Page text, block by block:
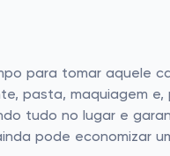
para tomar aquele
pasta, maquiagem e,
tudo no lugar e
pode economizar